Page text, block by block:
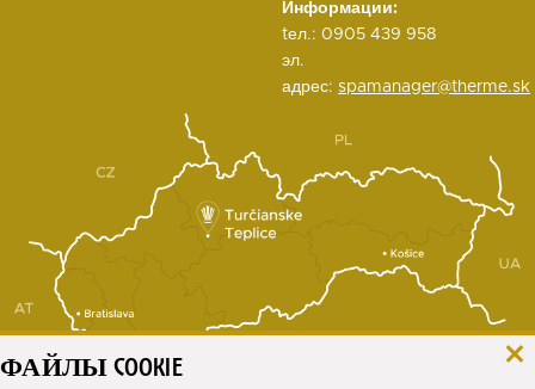
ФАЙЛЫ COOKIE
Информации:
tел.: 0905 439 958
эл.
адрес: spamanager@therme.sk